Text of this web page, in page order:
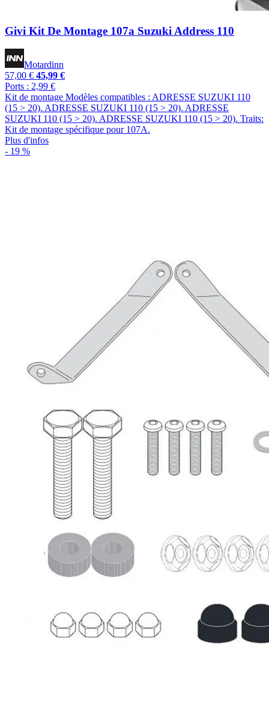
Givi Kit De Montage 107a Suzuki Address 110
Motardinn
57,00 € 45,99 €
Ports : 2,99 €
Kit de montage Modèles compatibles : ADRESSE SUZUKI 110
(15 > 20). ADRESSE SUZUKI 110 (15 > 20). ADRESSE
SUZUKI 110 (15 > 20). ADRESSE SUZUKI 110 (15 > 20). Traits:
Kit de montage spécifique pour 107A.
Plus d'infos
- 19 %